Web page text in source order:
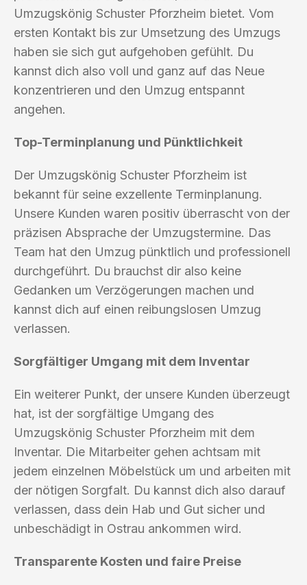
Umzugskönig Schuster Pforzheim bietet. Vom
ersten Kontakt bis zur Umsetzung des Umzugs
haben sie sich gut aufgehoben gefühlt. Du
kannst dich also voll und ganz auf das Neue
konzentrieren und den Umzug entspannt
angehen.
Top-Terminplanung und Pünktlichkeit
Der Umzugskönig Schuster Pforzheim ist
bekannt für seine exzellente Terminplanung.
Unsere Kunden waren positiv überrascht von der
präzisen Absprache der Umzugstermine. Das
Team hat den Umzug pünktlich und professionell
durchgeführt. Du brauchst dir also keine
Gedanken um Verzögerungen machen und
kannst dich auf einen reibungslosen Umzug
verlassen.
Sorgfältiger Umgang mit dem Inventar
Ein weiterer Punkt, der unsere Kunden überzeugt
hat, ist der sorgfältige Umgang des
Umzugskönig Schuster Pforzheim mit dem
Inventar. Die Mitarbeiter gehen achtsam mit
jedem einzelnen Möbelstück um und arbeiten mit
der nötigen Sorgfalt. Du kannst dich also darauf
verlassen, dass dein Hab und Gut sicher und
unbeschädigt in Ostrau ankommen wird.
Transparente Kosten und faire Preise